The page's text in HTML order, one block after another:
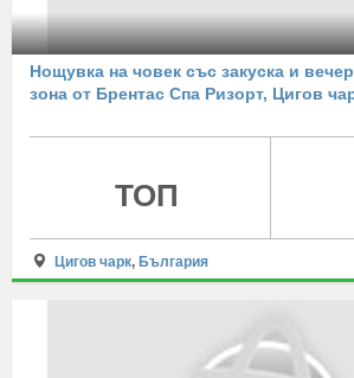
Нощувка на човек със закуска и
зона от Брентас Спа Ризорт, Цигов
ТОП
Цигов чарк, България